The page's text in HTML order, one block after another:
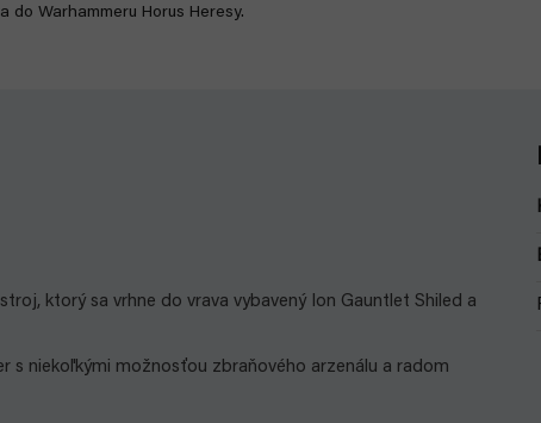
do Warhammeru Horus Heresy.
ktorý sa vrhne do vrava vybavený Ion Gauntlet Shiled a
s niekoľkými možnosťou zbraňového arzenálu a radom